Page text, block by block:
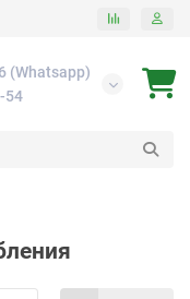
(Whatsapp)
54